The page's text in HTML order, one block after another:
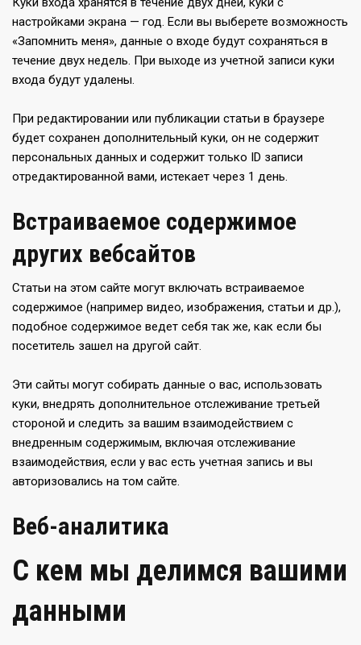
настройками экрана — год. Если вы выберете возможность
«Запомнить меня», данные о входе будут сохраняться в
течение двух недель. При выходе из учетной записи куки
входа будут удалены.
При редактировании или публикации статьи в браузере
будет сохранен дополнительный куки, он не содержит
персональных данных и содержит только ID записи
отредактированной вами, истекает через 1 день.
Встраиваемое содержимое
других вебсайтов
Статьи на этом сайте могут включать встраиваемое
содержимое (например видео, изображения, статьи и др.),
подобное содержимое ведет себя так же, как если бы
посетитель зашел на другой сайт.
Эти сайты могут собирать данные о вас, использовать
куки, внедрять дополнительное отслеживание третьей
стороной и следить за вашим взаимодействием с
внедренным содержимым, включая отслеживание
взаимодействия, если у вас есть учетная запись и вы
авторизовались на том сайте.
Веб-аналитика
С кем мы делимся вашими
данными